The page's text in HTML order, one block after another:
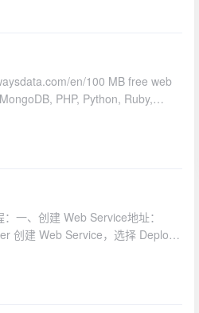
en/100 MB free web
PHP, Python, Ruby,
：https://as.513513.xyz
一、创建 Web Service地址：
创建 Web Service，选择 Deploy
CPUEnvironment Variables：添